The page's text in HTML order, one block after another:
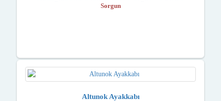
Sorgun
Altunok Ayakkabı